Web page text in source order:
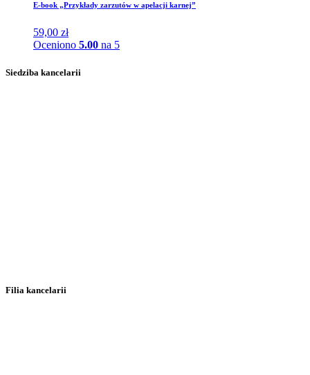
E-book „Przykłady zarzutów w apelacji karnej”
59,00 zł
Oceniono 5.00 na 5
Siedziba kancelarii
Filia kancelarii